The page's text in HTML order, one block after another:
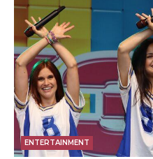
ENTERTAINMENT